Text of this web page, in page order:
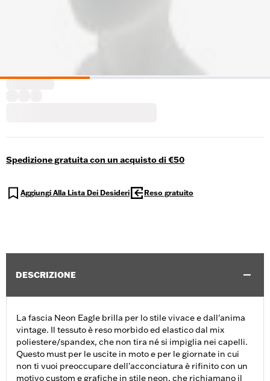
Spedizione gratuita con un acquisto di €50
Aggiungi Alla Lista Dei Desideri Reso gratuito
DESCRIZIONE
La fascia Neon Eagle brilla per lo stile vivace e dall'anima
vintage. Il tessuto è reso morbido ed elastico dal mix
poliestere/spandex, che non tira né si impiglia nei capelli.
Questo must per le uscite in moto e per le giornate in cui
non ti vuoi preoccupare dell'acconciatura è rifinito con un
motivo custom e grafiche in stile neon, che richiamano il